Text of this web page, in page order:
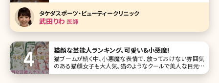
る程度の効果しかないと感じている方が多いのではないでし
ょうか。そこで、是非チェックしてほしいのが美容クリニックで
処方されるダイエット
タケダスポーツ・ビューティークリニック
武田りわ 医師
猫顔な芸能人ランキング。可愛い&小悪魔!
猫ブームが続く中、小悪魔な表情で、放っておけない雰囲気
のある猫顔女子も大人気。猫のようなクールで美人な目元を
つくるためにメイク方法を変える女性がいるほど!美女揃い